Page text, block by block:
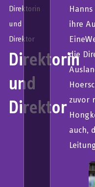
Direktorin
und
Direktor
Direktorin
und
Direktor
ihre
die
zuvor
auch,